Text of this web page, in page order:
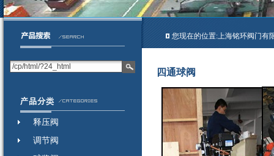
释压阀
调节阀
您现在的位置:上海铭环阀门有
四通球阀